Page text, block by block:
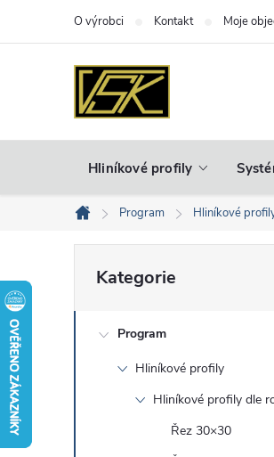
O výrobci Kontakt Moje
Hliníkové profily
Domů
Program Hliníkové
o
kategorie
Kategorie
Program
Hliníkové profily
Hliníkové profily dle
Řez 30×30